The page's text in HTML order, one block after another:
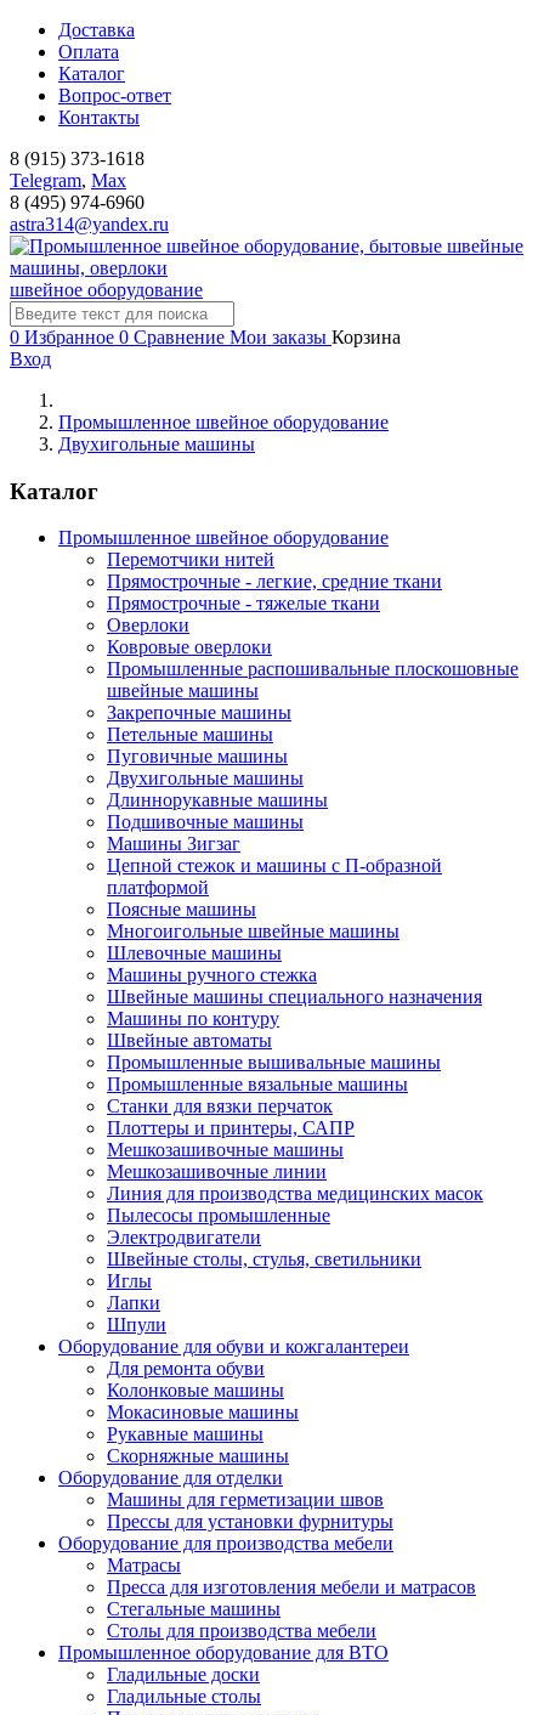
Доставка
Оплата
Каталог
Вопрос-ответ
Контакты
8 (915) 373-1618
Telegram, Мах
8 (495) 974-6960
astra314@yandex.ru
швейное оборудование
0 Избранное 0 Сравнение Мои заказы Корзина
Вход
Промышленное швейное оборудование
Двухигольные машины
Каталог
Промышленное швейное оборудование
Перемотчики нитей
Прямострочные - легкие, средние ткани
Прямострочные - тяжелые ткани
Оверлоки
Ковровые оверлоки
Промышленные распошивальные плоскошовные
швейные машины
Закрепочные машины
Петельные машины
Пуговичные машины
Двухигольные машины
Длиннорукавные машины
Подшивочные машины
Машины Зигзаг
Цепной стежок и машины с П-образной
платформой
Поясные машины
Многоигольные швейные машины
Шлевочные машины
Машины ручного стежка
Швейные машины специального назначения
Машины по контуру
Швейные автоматы
Промышленные вышивальные машины
Промышленные вязальные машины
Станки для вязки перчаток
Плоттеры и принтеры, САПР
Мешкозашивочные машины
Мешкозашивочные линии
Линия для производства медицинских масок
Пылесосы промышленные
Электродвигатели
Швейные столы, стулья, светильники
Иглы
Лапки
Шпули
Оборудование для обуви и кожгалантереи
Для ремонта обуви
Колонковые машины
Мокасиновые машины
Рукавные машины
Скорняжные машины
Оборудование для отделки
Машины для герметизации швов
Прессы для установки фурнитуры
Оборудование для производства мебели
Матрасы
Пресса для изготовления мебели и матрасов
Стегальные машины
Столы для производства мебели
Промышленное оборудование для ВТО
Гладильные доски
Гладильные столы